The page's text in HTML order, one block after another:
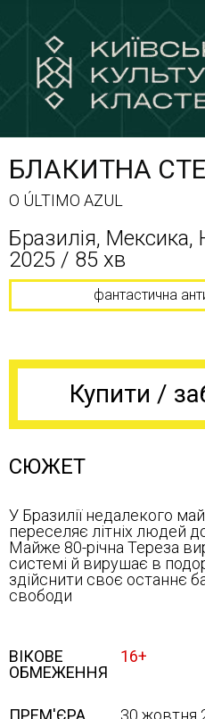
БЛАКИТНА
O ÚLTIMO AZUL
Бразилія, Мексика,
2025 / 85 хв
фантастична
Купити /
СЮЖЕТ
У Бразилії недалекого
переселяє літніх людей
Майже 80-річна Тереза
системі й вирушає в
здійснити своє останнє
свободи
ВІКОВЕ
ОБМЕЖЕННЯ
16+
ПРЕМ'ЄРА 30 жовтня